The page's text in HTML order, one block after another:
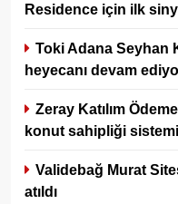
Residence için ilk
Toki Adana Seyhan
heyecanı devam
Zeray Katılım
konut sahipliği sistemi
Validebağ Murat
atıldı